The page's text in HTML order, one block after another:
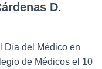
D.
Día del Médico en
de Médicos el 10